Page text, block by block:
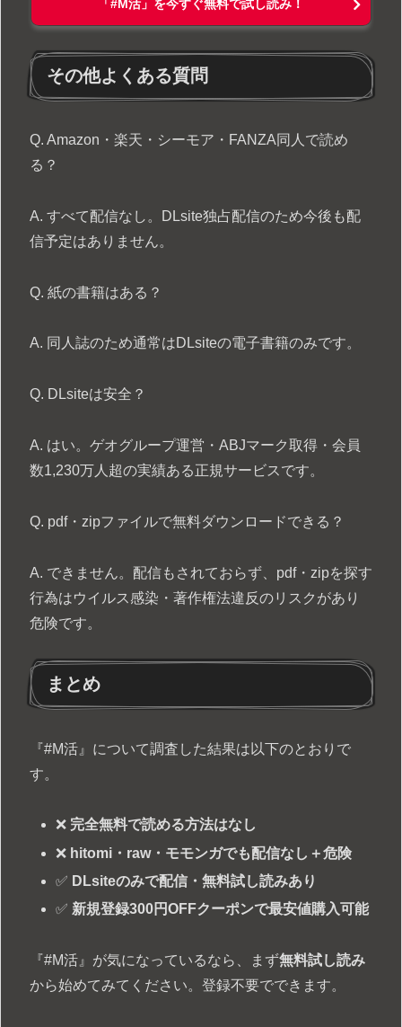
「#M活」を今すぐ無料で試し読み！
その他よくある質問
Q. Amazon・楽天・シーモア・FANZA同人で読め
る？
A. すべて配信なし。DLsite独占配信のため今後も配
信予定はありません。
Q. 紙の書籍はある？
A. 同人誌のため通常はDLsiteの電子書籍のみです。
Q. DLsiteは安全？
A. はい。ゲオグループ運営・ABJマーク取得・会員
数1,230万人超の実績ある正規サービスです。
Q. pdf・zipファイルで無料ダウンロードできる？
A. できません。配信もされておらず、pdf・zipを探す
行為はウイルス感染・著作権法違反のリスクがあり
危険です。
まとめ
『#M活』について調査した結果は以下のとおりで
す。
❌ 完全無料で読める方法はなし
❌ hitomi・raw・モモンガでも配信なし＋危険
✅ DLsiteのみで配信・無料試し読みあり
✅ 新規登録300円OFFクーポンで最安値購入可能
『#M活』が気になっているなら、まず無料試し読み
から始めてみてください。登録不要でできます。